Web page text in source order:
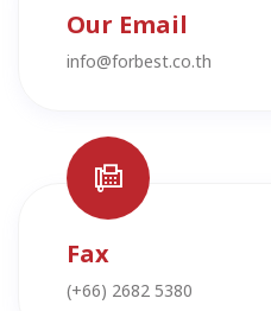
Our Email
info@forbest.co.th
Fax
(+66) 2682 5380